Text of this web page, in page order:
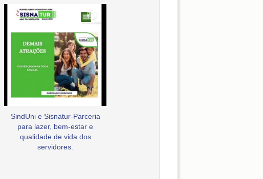
SindUni e Sisnatur-Parceria
para lazer, bem-estar e
qualidade de vida dos
servidores.